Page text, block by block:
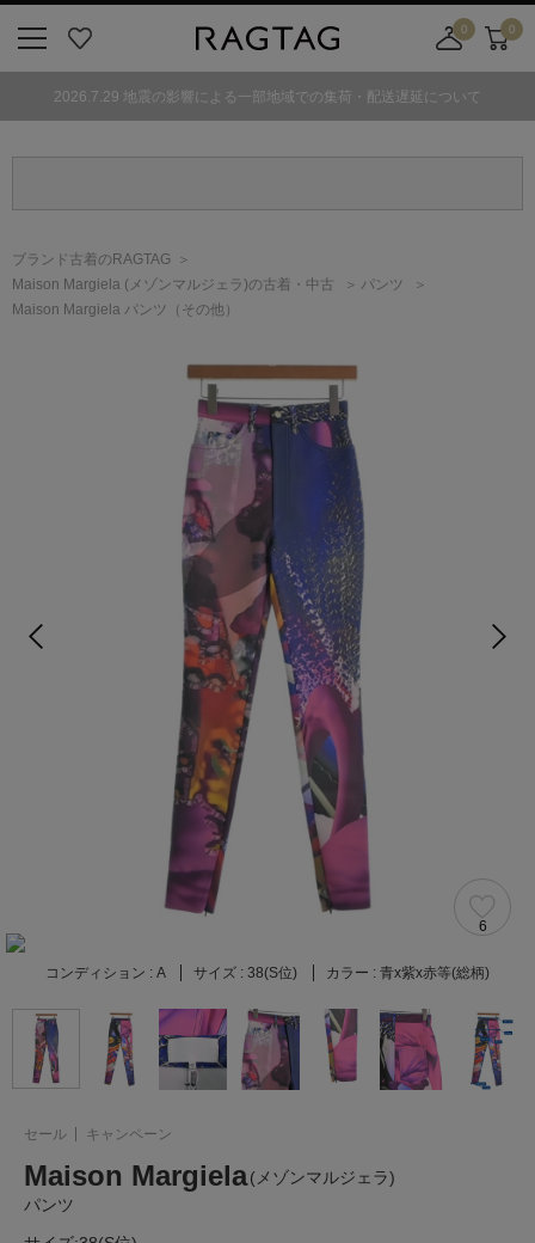
気
0
舗
カ
0
2026.7.29 地震の影響による一部地域での集荷・配送遅延について
ブランド古着のRAGTAG
Maison Margiela (メゾンマルジェラ)の古着・中古
パンツ
Maison Margiela パンツ（その他）
6
コンディション : A サイズ : 38(S位) カラー : 青x紫x赤等(総柄)
セール キャンペーン
Maison Margiela(メゾンマルジェラ)
パンツ